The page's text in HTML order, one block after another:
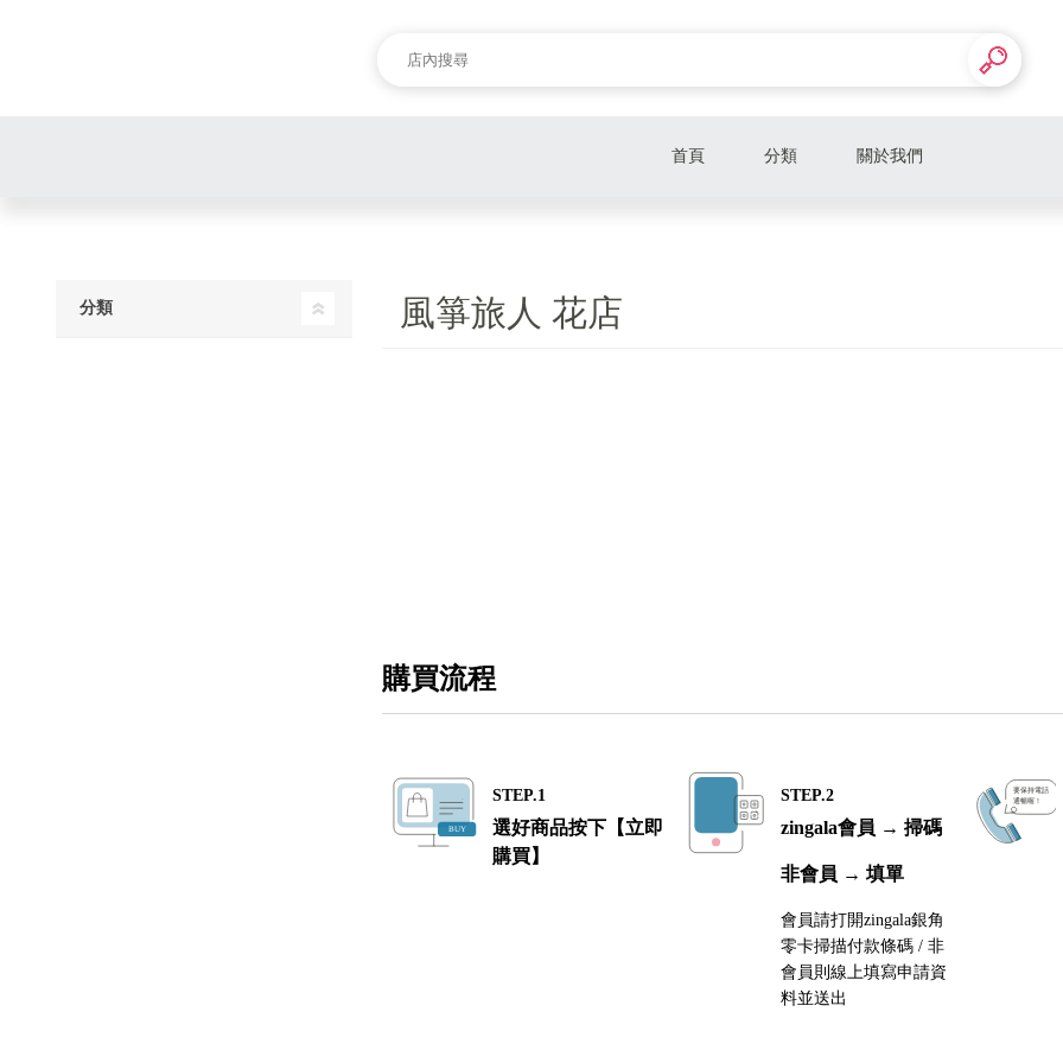
首頁 分類 關於我們
風箏旅人 花店
購買流程
STEP.1
選好商品按下【立即
購買】
STEP.2
zingala會員 → 掃碼
非會員 → 填單
會員請打開zingala銀角
零卡掃描付款條碼 / 非
會員則線上填寫申請資
料並送出
分類